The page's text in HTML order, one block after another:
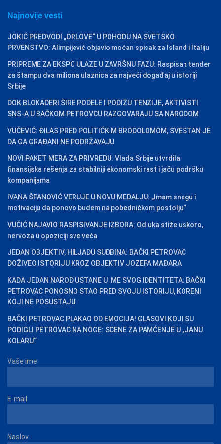
Najnovije vesti
JOKIĆ PREDVODI „ORLOVE“ U POHODU NA SVETSKO
PRVENSTVO: Alimpijević objavio moćan spisak za Island i Italiju
PRIPREME ZA EKSPO ULAZE U ZAVRŠNU FAZU: Raspisan tender
za štampu dva miliona ulaznica za najveći događaj u istoriji
Srbije
DOK BLOKADERI ŠIRE PODELE I PODIŽU TENZIJE, AKTIVISTI
SNS-A U BAČKOM PETROVCU RAZGOVARAJU SA NARODOM
VUČEVIĆ: ĐILAS PRED POLITIČKIM BRODOLOMOM, SVESTAN JE
DA GA GRAĐANI NE PODRŽAVAJU
NOVI PAKET MERA ZA PRIVREDU: Vlada Srbije utvrdila
finansijska rešenja za stabilniji ekonomski rast i jaču podršku
kompanijama
IVANA ŠPANOVIĆ VERUJE U NOVU MEDALJU: „Imam snagu i
motivaciju da ponovo budem na pobedničkom postolju“
VUČIĆ NAJAVIO RASPISIVANJE IZBORA: Odluka stiže uskoro,
nervoza u opoziciji sve veća
JEDAN OBJEKTIV, HILJADU SUDBINA: BAČKI PETROVAC
DOŽIVEO ISTORIJU KROZ OBJEKTIV JOZEFA MAĐARA
KADA JEDAN NAROD USTANE U IME SVOG IDENTITETA: BAČKI
PETROVAC PONOSNO STAO PRED SVOJU ISTORIJU, KORENI
KOJI NE POSUSTAJU
BAČKI PETROVAC PLAKAO OD EMOCIJA! GLASOVI KOJI SU
PODIGLI PETROVAC NA NOGE: SCENE ZA PAMĆENJE U „JANU
KOLARU“
Vaše ime
E-mail
Naslov